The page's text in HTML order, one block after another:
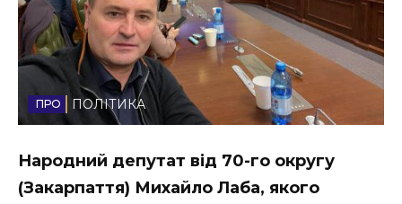
Втрачений Ужгород
Втрачений Ужгород (відеоверсія)
ПОЛІТИКА
Народний депутат від 70-го округу
(Закарпаття) Михайло Лаба, якого